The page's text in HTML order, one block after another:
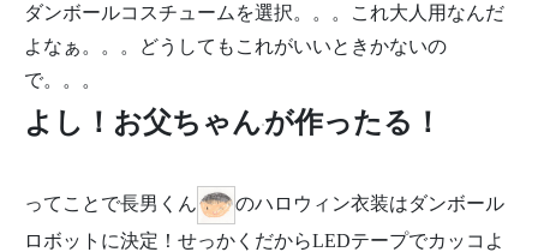
ダンボールコスチュームを選択。。。これ大人用なんだ
よなぁ。。。どうしてもこれがいいときかないの
で。。。
よし！お父ちゃんが作ったる！
ってことで長男くん
のハロウィン衣装はダンボール
ロボットに決定！せっかくだからLEDテープでカッコよ